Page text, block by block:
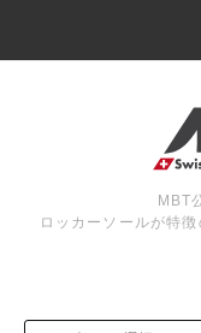
MBT
ロッカーソールが特